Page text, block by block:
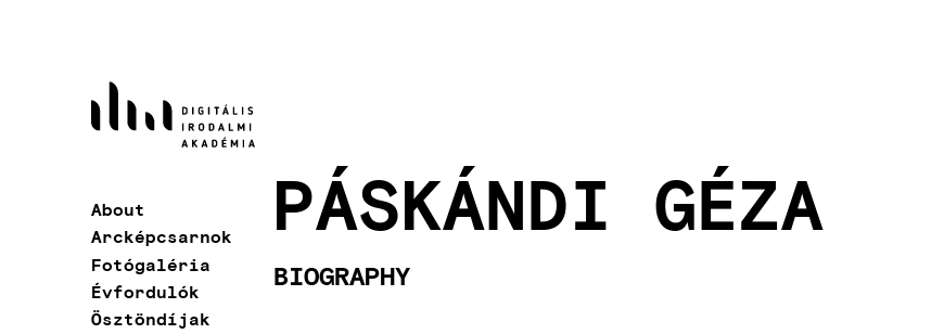
Main
navigation
About
Arcképcsarnok
Fotógaléria
Évfordulók
Ösztöndíjak
PÁSKÁNDI GÉZA
BIOGRAPHY